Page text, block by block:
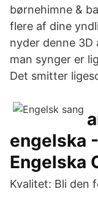
børnehimne &
flere af dine
nyder denne 3D
man synger er
Det smitter
engelska
Engelska
Kvalitet: Bli den